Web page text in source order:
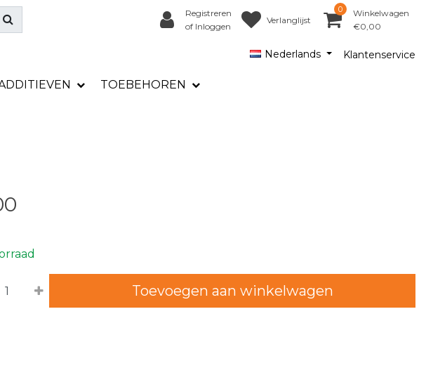
Registreren
of Inloggen
Verlanglijst
0
Winkelwagen
€0,00
Nederlands Klantenservice
TOEBEHOREN
Toevoegen aan winkelwagen